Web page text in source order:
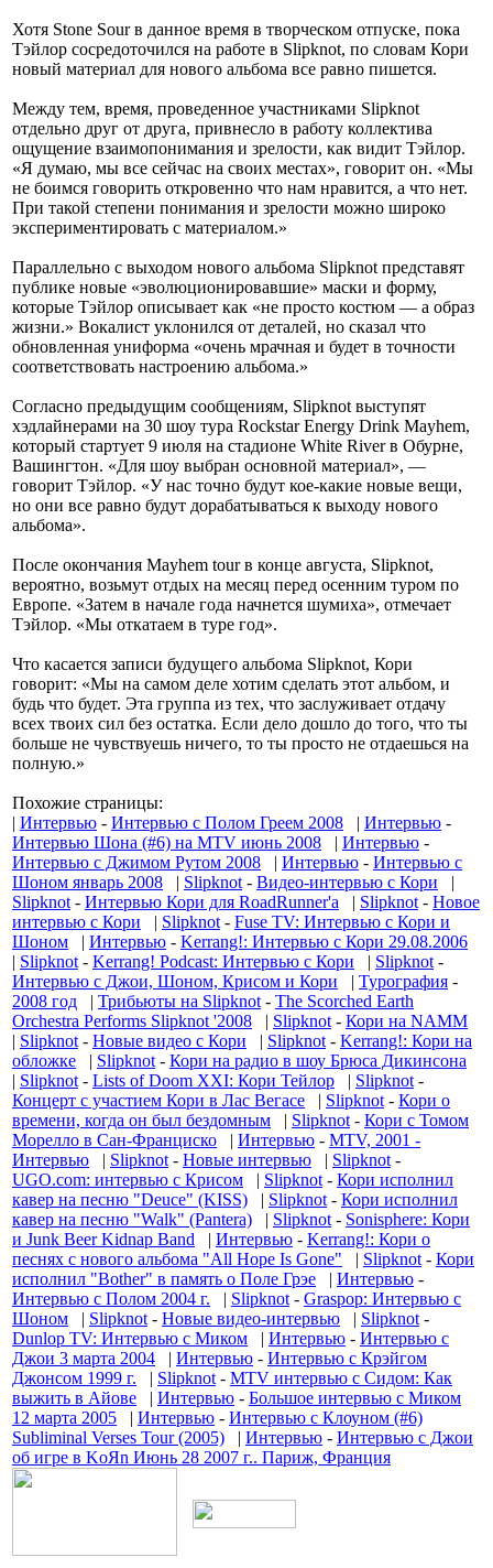
Хотя Stone Sour в данное время в творческом отпуске, пока
Тэйлор сосредоточился на работе в Slipknot, по словам Кори
новый материал для нового альбома все равно пишется.
Между тем, время, проведенное участниками Slipknot
отдельно друг от друга, привнесло в работу коллектива
ощущение взаимопонимания и зрелости, как видит Тэйлор.
«Я думаю, мы все сейчас на своих местах», говорит он. «Мы
не боимся говорить откровенно что нам нравится, а что нет.
При такой степени понимания и зрелости можно широко
экспериментировать с материалом.»
Параллельно с выходом нового альбома Slipknot представят
публике новые «эволюционировавшие» маски и форму,
которые Тэйлор описывает как «не просто костюм — а образ
жизни.» Вокалист уклонился от деталей, но сказал что
обновленная униформа «очень мрачная и будет в точности
соответствовать настроению альбома.»
Согласно предыдущим сообщениям, Slipknot выступят
хэдлайнерами на 30 шоу тура Rockstar Energy Drink Mayhem,
который стартует 9 июля на стадионе White River в Обурне,
Вашингтон. «Для шоу выбран основной материал», —
говорит Тэйлор. «У нас точно будут кое-какие новые вещи,
но они все равно будут дорабатываться к выходу нового
альбома».
После окончания Mayhem tour в конце августа, Slipknot,
вероятно, возьмут отдых на месяц перед осенним туром по
Европе. «Затем в начале года начнется шумиха», отмечает
Тэйлор. «Мы откатаем в туре год».
Что касается записи будущего альбома Slipknot, Кори
говорит: «Мы на самом деле хотим сделать этот альбом, и
будь что будет. Эта группа из тех, что заслуживает отдачу
всех твоих сил без остатка. Если дело дошло до того, что ты
больше не чувствуешь ничего, то ты просто не отдаешься на
полную.»
Похожие страницы:
| Интервью - Интервью с Полом Греем 2008 | Интервью -
Интервью Шона (#6) на MTV июнь 2008 | Интервью -
Интервью с Джимом Рутом 2008 | Интервью - Интервью с
Шоном январь 2008 | Slipknot - Видео-интервью с Кори |
Slipknot - Интервью Кори для RoadRunner'а | Slipknot - Новое
интервью с Кори | Slipknot - Fuse TV: Интервью с Кори и
Шоном | Интервью - Kerrang!: Интервью с Кори 29.08.2006
| Slipknot - Kerrang! Podcast: Интервью с Кори | Slipknot -
Интервью с Джои, Шоном, Крисом и Кори | Турография -
2008 год | Трибьюты на Slipknot - The Scorched Earth
Orchestra Performs Slipknot '2008 | Slipknot - Кори на NAMM
| Slipknot - Новые видео с Кори | Slipknot - Kerrang!: Кори на
обложке | Slipknot - Кори на радио в шоу Брюса Дикинсона
| Slipknot - Lists of Doom XXI: Кори Тейлор | Slipknot -
Концерт с участием Кори в Лас Вегасе | Slipknot - Кори о
времени, когда он был бездомным | Slipknot - Кори с Томом
Морелло в Сан-Франциско | Интервью - MTV, 2001 -
Интервью | Slipknot - Новые интервью | Slipknot -
UGO.com: интервью с Крисом | Slipknot - Кори исполнил
кавер на песню "Deuce" (KISS) | Slipknot - Кори исполнил
кавер на песню "Walk" (Pantera) | Slipknot - Sonisphere: Кори
и Junk Beer Kidnap Band | Интервью - Kerrang!: Кори о
песнях с нового альбома "All Hope Is Gone" | Slipknot - Кори
исполнил "Bother" в память о Поле Грэе | Интервью -
Интервью с Полом 2004 г. | Slipknot - Graspop: Интервью с
Шоном | Slipknot - Новые видео-интервью | Slipknot -
Dunlop TV: Интервью с Миком | Интервью - Интервью с
Джои 3 марта 2004 | Интервью - Интервью с Крэйгом
Джонсом 1999 г. | Slipknot - MTV интервью с Сидом: Как
выжить в Айове | Интервью - Большое интервью с Миком
12 марта 2005 | Интервью - Интервью с Клоуном (#6)
Subliminal Verses Tour (2005) | Интервью - Интервью с Джои
об игре в KoЯn Июнь 28 2007 г.. Париж, Франция